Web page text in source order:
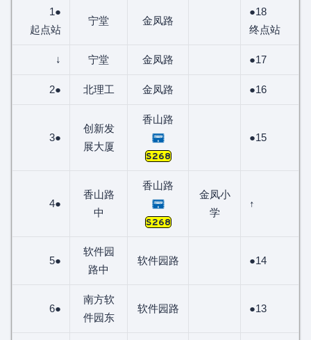
1●
起点站
宁堂 金凤路
●18
终点站
↓ 宁堂 金凤路 ●17
2● 北理工 金凤路 ●16
3●
创新发
展大厦
香山路
S268
●15
4●
香山路
中
香山路
S268
金凤小
学
↑
5●
软件园
路中
软件园路 ●14
6●
南方软
件园东
软件园路 ●13